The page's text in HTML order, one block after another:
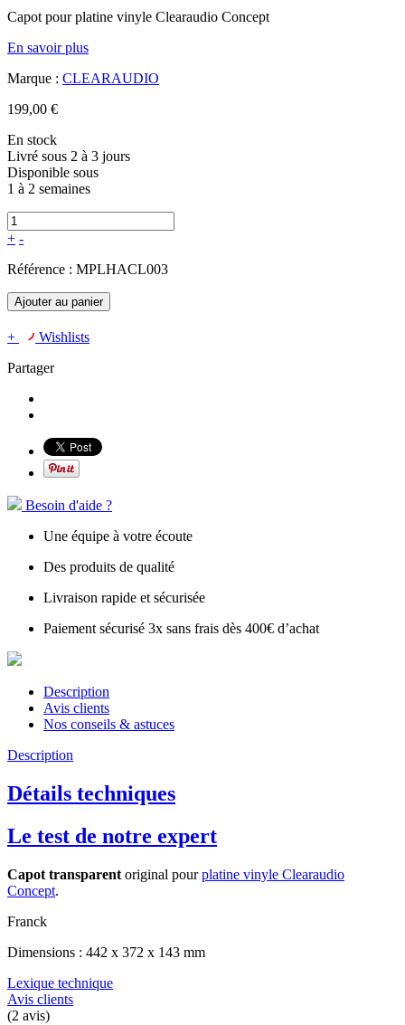
Capot pour platine vinyle Clearaudio Concept
En savoir plus
Marque : CLEARAUDIO
199,00 €
En stock
Livré sous 2 à 3 jours
Disponible sous
1 à 2 semaines
+ -
Référence : MPLHACL003
Ajouter au panier
+
Wishlists
Partager
Besoin d'aide ?
Une équipe à votre écoute
Des produits de qualité
Livraison rapide et sécurisée
Paiement sécurisé 3x sans frais dès 400€ d’achat
Description
Avis clients
Nos conseils & astuces
Description
Détails techniques
Le test de notre expert
Capot transparent original pourplatine vinyle Clearaudio
Concept.
Franck
Dimensions : 442 x 372 x 143 mm
Lexique technique
Avis clients
(2 avis)